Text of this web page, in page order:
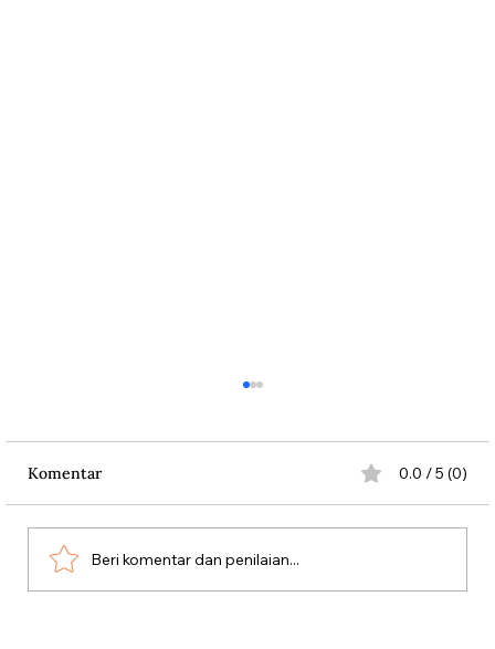
Komentar 0.0 / 5 (0)
Beri komentar dan penilaian...